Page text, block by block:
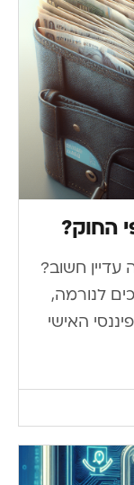
החוק?
עדיין חשוב?
לנורמה,
האישי